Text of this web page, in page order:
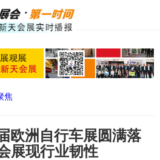
焦
欧洲自行车展圆满落
展现行业韧性